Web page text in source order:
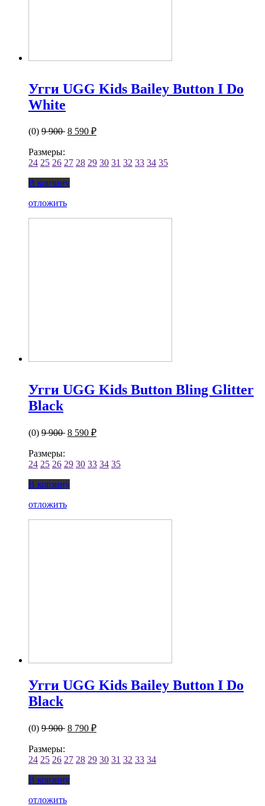
Угги UGG Kids Bailey Button I Do
White
(0) 9 900 8 590 ₽
Размеры:
24 25 26 27 28 29 30 31 32 33 34 35
В корзину
отложить
Угги UGG Kids Button Bling Glitter
Black
(0) 9 900 8 590 ₽
Размеры:
24 25 26 29 30 33 34 35
В корзину
отложить
Угги UGG Kids Bailey Button I Do
Black
(0) 9 900 8 790 ₽
Размеры:
24 25 26 27 28 29 30 31 32 33 34
В корзину
отложить